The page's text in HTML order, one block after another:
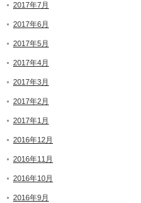
2017年7月
2017年6月
2017年5月
2017年4月
2017年3月
2017年2月
2017年1月
2016年12月
2016年11月
2016年10月
2016年9月